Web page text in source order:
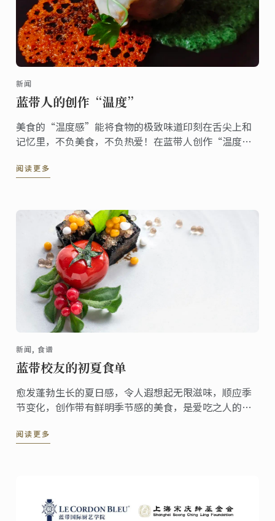
新闻
蓝带人的创作“温度”
美食的“温度感”能将食物的极致味道印刻在舌尖上和
记忆里，不负美食，不负热爱！在蓝带人创作“温度”
阅读更多
新闻, 食谱
蓝带校友的初夏食单
愈发蓬勃生长的夏日感，令人遐想起无限滋味，顺应季
节变化，创作带有鲜明季节感的美食，是爱吃之人的一
创意，为你的时令菜单带去风味活力！
阅读更多